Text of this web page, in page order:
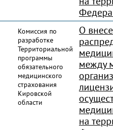
Комиссия по
разработке
Территориальной
программы
обязательного
медицинского
страхования
Кировской
области
О
между
на